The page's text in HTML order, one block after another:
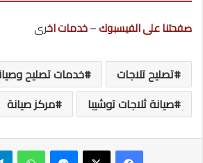
صفحتنا على الفيسبوك–خدمات اخرى
تصليح تلاجات
خدمات تصليح
صيانة ثلاجات توشيبا
مركز صيانة
ماسنجر